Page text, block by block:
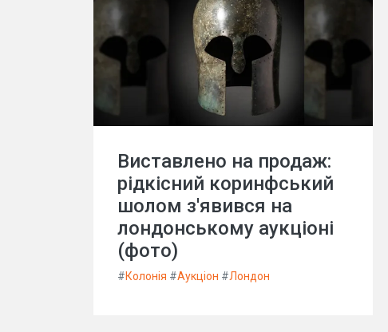
Виставлено на продаж:
рідкісний коринфський
шолом з'явився на
лондонському аукціоні
(фото)
#Колонія #Аукціон #Лондон